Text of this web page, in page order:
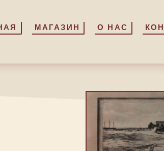
МАГАЗИН О НАС
МАГАЗИН О НАС